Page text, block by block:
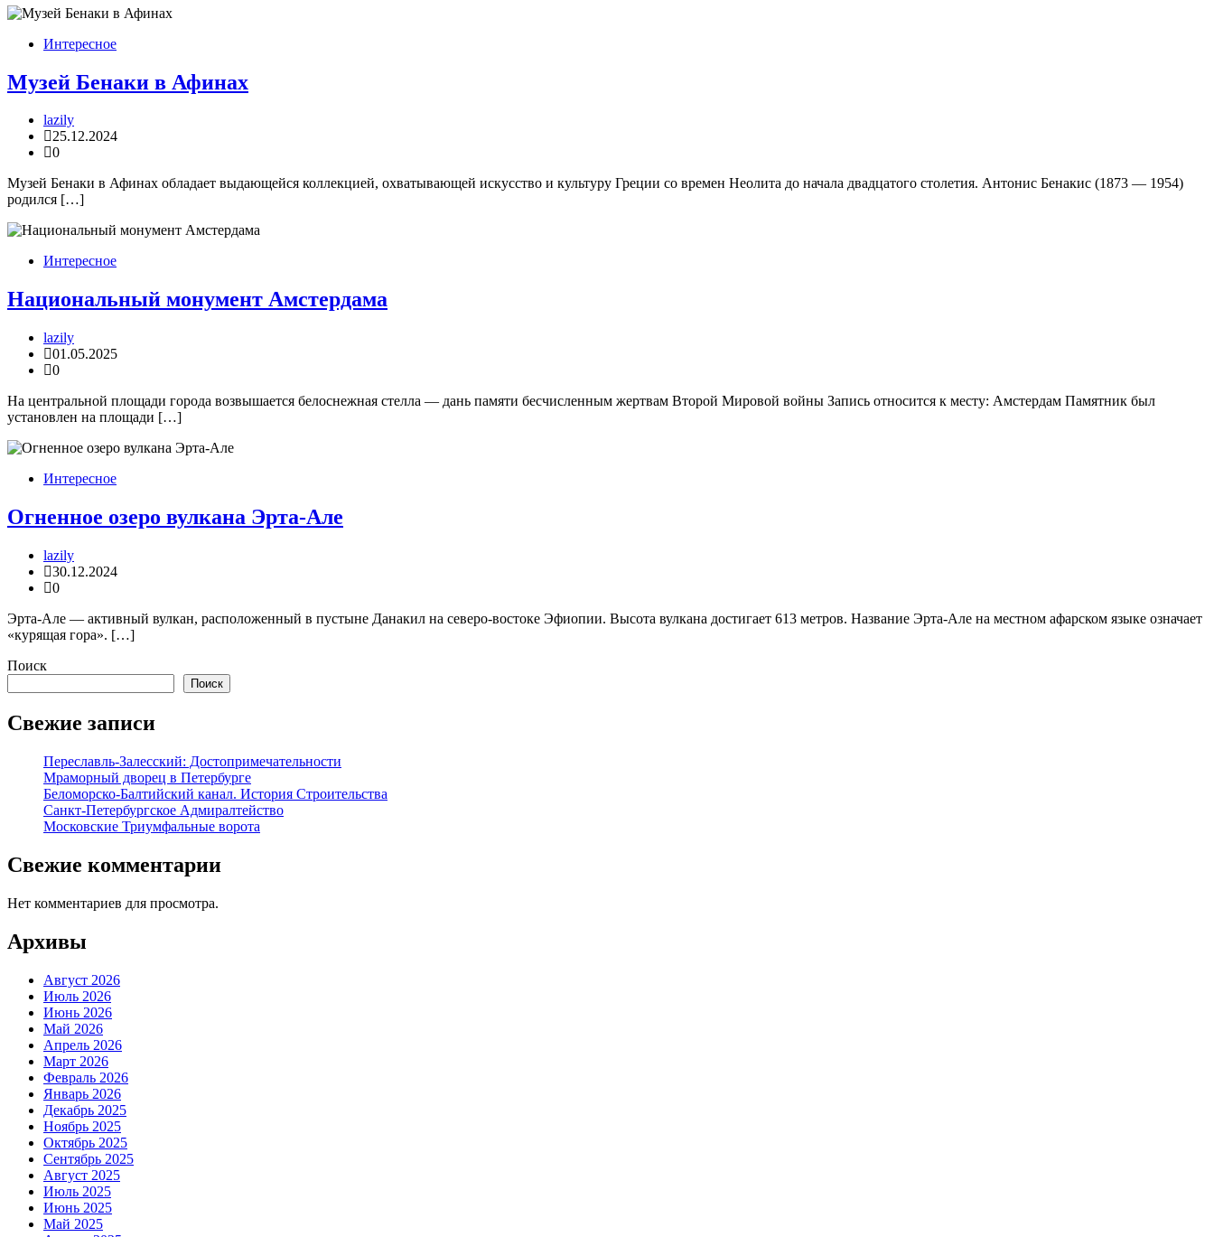
Интересное
Музей Бенаки в Афинах
lazily
25.12.2024
0
Музей Бенаки в Афинах обладает выдающейся коллекцией, охватывающей искусство и культуру Греции со времен Неолита до начала двадцатого столетия. Антонис Бенакис (1873 — 1954)
родился […]
Интересное
Национальный монумент Амстердама
lazily
01.05.2025
0
На центральной площади города возвышается белоснежная стелла — дань памяти бесчисленным жертвам Второй Мировой войны Запись относится к месту: Амстердам Памятник был
установлен на площади […]
Интересное
Огненное озеро вулкана Эрта-Але
lazily
30.12.2024
0
Эрта-Але — активный вулкан, расположенный в пустыне Данакил на северо-востоке Эфиопии. Высота вулкана достигает 613 метров. Название Эрта-Але на местном афарском языке означает
«курящая гора». […]
Поиск
Поиск
Свежие записи
Переславль-Залесский: Достопримечательности
Мраморный дворец в Петербурге
Беломорско-Балтийский канал. История Строительства
Санкт-Петербургское Адмиралтейство
Московские Триумфальные ворота
Свежие комментарии
Нет комментариев для просмотра.
Архивы
Август 2026
Июль 2026
Июнь 2026
Май 2026
Апрель 2026
Март 2026
Февраль 2026
Январь 2026
Декабрь 2025
Ноябрь 2025
Октябрь 2025
Сентябрь 2025
Август 2025
Июль 2025
Июнь 2025
Май 2025